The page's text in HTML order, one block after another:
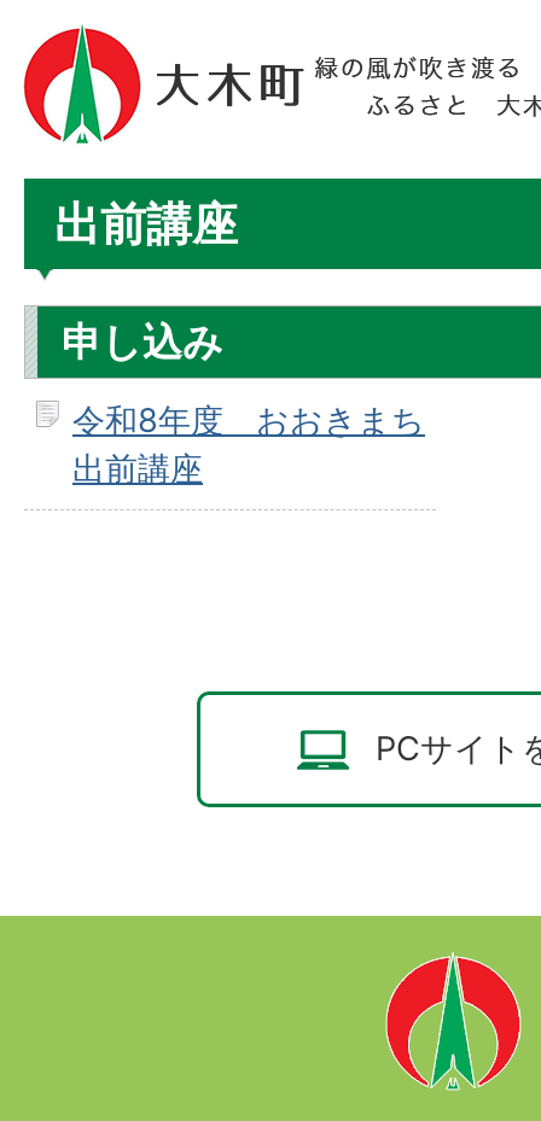
出前講座
申し込み
令和8年度 おおきまち
出前講座
PCサイト